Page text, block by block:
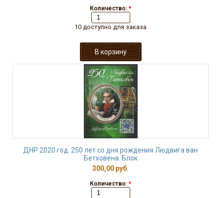
Количество: *
10 доступно для заказа
ДНР 2020 год. 250 лет со дня рождения Людвига ван
Бетховена. Блок
300,00 руб.
Количество: *